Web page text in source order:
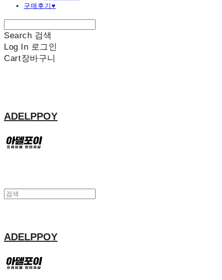
구매후기♥
Search 검색
Log In 로그인
Cart장바구니
ADELPPOY
ADELPPOY